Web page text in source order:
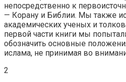
непосредственно к
— Корану и Библии. Мы также
академических ученых и
первой части книги мы
обозначить основные
ислама, не принимая во
2